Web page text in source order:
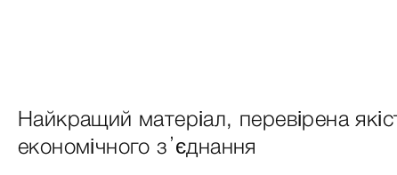
Найкращий матеріал, перевірена
економічного з’єднання